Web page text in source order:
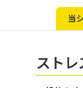
当
ストレ